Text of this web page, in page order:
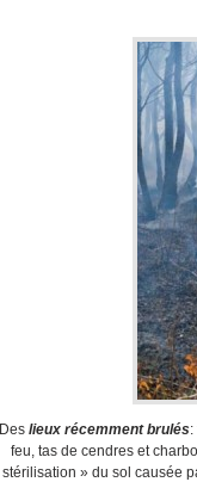
Des lieux récemment brulés
feu, tas de cendres et
stérilisation » du sol causée